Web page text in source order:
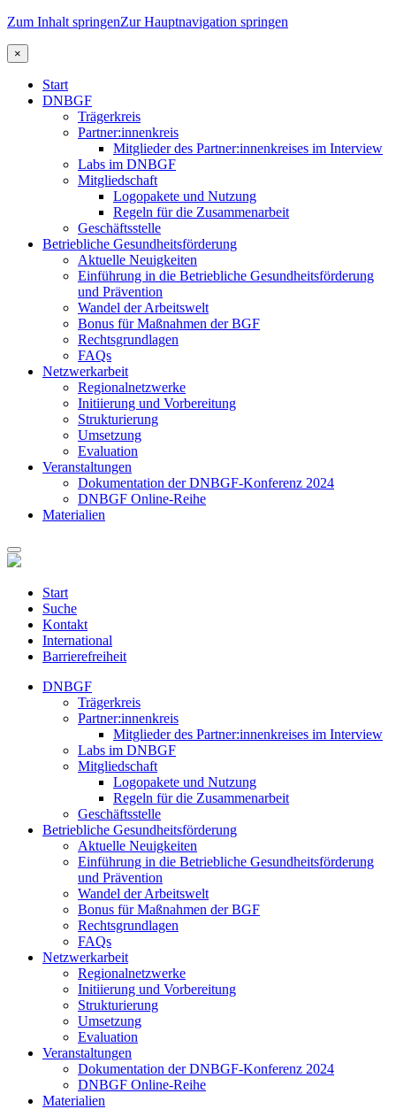
Zum Inhalt springenZur Hauptnavigation springen
×
Start
DNBGF
Trägerkreis
Partner:innenkreis
Mitglieder des Partner:innenkreises im Interview
Labs im DNBGF
Mitgliedschaft
Logopakete und Nutzung
Regeln für die Zusammenarbeit
Geschäftsstelle
Betriebliche Gesundheitsförderung
Aktuelle Neuigkeiten
Einführung in die Betriebliche Gesundheitsförderung
und Prävention
Wandel der Arbeitswelt
Bonus für Maßnahmen der BGF
Rechtsgrundlagen
FAQs
Netzwerkarbeit
Regionalnetzwerke
Initiierung und Vorbereitung
Strukturierung
Umsetzung
Evaluation
Veranstaltungen
Dokumentation der DNBGF-Konferenz 2024
DNBGF Online-Reihe
Materialien
Start
Suche
Kontakt
International
Barrierefreiheit
DNBGF
Trägerkreis
Partner:innenkreis
Mitglieder des Partner:innenkreises im Interview
Labs im DNBGF
Mitgliedschaft
Logopakete und Nutzung
Regeln für die Zusammenarbeit
Geschäftsstelle
Betriebliche Gesundheitsförderung
Aktuelle Neuigkeiten
Einführung in die Betriebliche Gesundheitsförderung
und Prävention
Wandel der Arbeitswelt
Bonus für Maßnahmen der BGF
Rechtsgrundlagen
FAQs
Netzwerkarbeit
Regionalnetzwerke
Initiierung und Vorbereitung
Strukturierung
Umsetzung
Evaluation
Veranstaltungen
Dokumentation der DNBGF-Konferenz 2024
DNBGF Online-Reihe
Materialien